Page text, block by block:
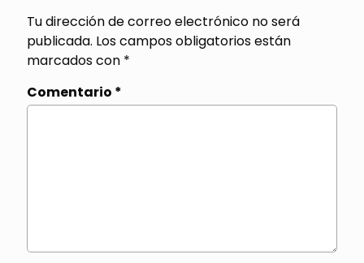
Tu dirección de correo electrónico no será
publicada. Los campos obligatorios están
marcados con *
Comentario *